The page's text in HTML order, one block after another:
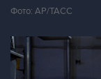
Фото: AP/ТАСС